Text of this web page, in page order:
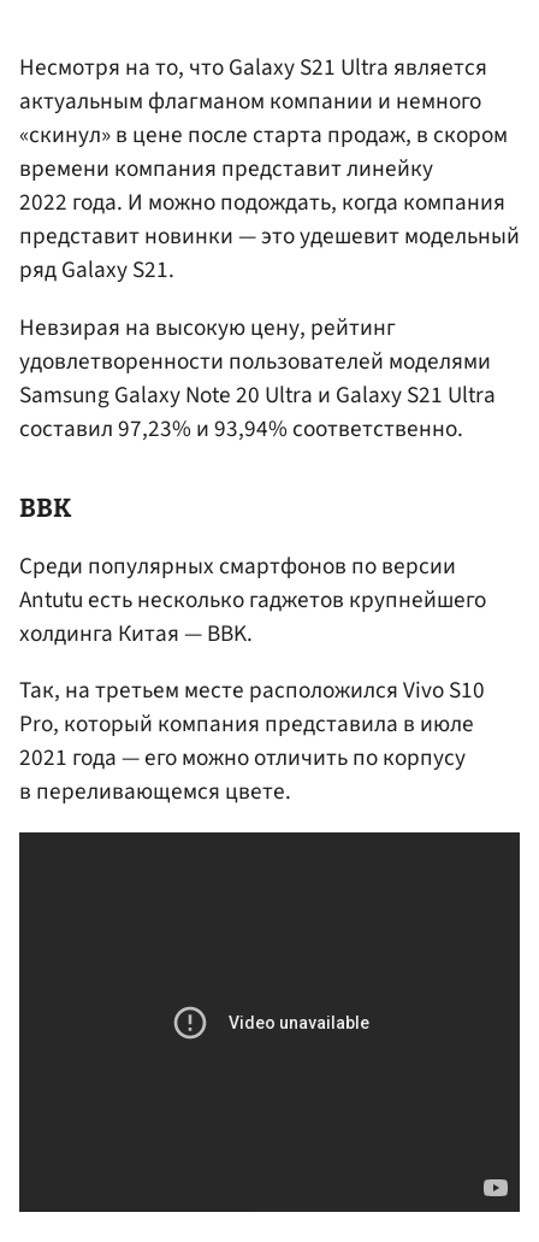
Несмотря на то, что Galaxy S21 Ultra является
актуальным флагманом компании и немного
«скинул» в цене после старта продаж, в скором
времени компания представит линейку
2022 года. И можно подождать, когда компания
представит новинки — это удешевит модельный
ряд Galaxy S21.
Невзирая на высокую цену, рейтинг
удовлетворенности пользователей моделями
Samsung Galaxy Note 20 Ultra и Galaxy S21 Ultra
составил 97,23% и 93,94% соответственно.
BBK
Среди популярных смартфонов по версии
Antutu есть несколько гаджетов крупнейшего
холдинга Китая — BBK.
Так, на третьем месте расположился Vivo S10
Pro, который компания представила в июле
2021 года — его можно отличить по корпусу
в переливающемся цвете.